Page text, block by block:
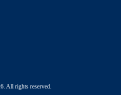
All rights reserved.